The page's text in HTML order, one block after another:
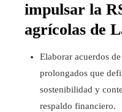
impulsar la
agrícolas de
Elaborar acuerdos
prolongados que
sostenibilidad y
respaldo financiero.